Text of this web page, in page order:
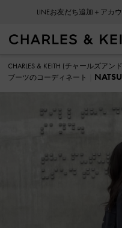
LINEお友だち追加＋アカ
CHARLES & KEITH (チャールズアン
ブーツのコーディネート